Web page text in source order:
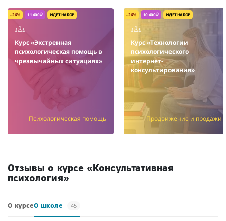
– 26% 11 400 ₽ ИДЕТ НАБОР
Курс «Экстренная
психологическая помощь в
чрезвычайных ситуациях»
Психологическая помощь
– 26% 10 400 ₽ ИДЕТ НАБОР
Курс «Технологии
психологического
интернет-
консультирования»
Продвижение и продажи
Отзывы о курсе «Консультативная
психология»
О курсеО школе 45